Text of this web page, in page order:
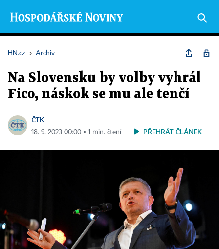
HN.cz › Archiv
Na Slovensku by volby vyhrál
Fico, náskok se mu ale tenčí
ČTK
18. 9. 2023 00:00 ▪ 1 min. čtení PŘEHRÁT ČLÁNEK